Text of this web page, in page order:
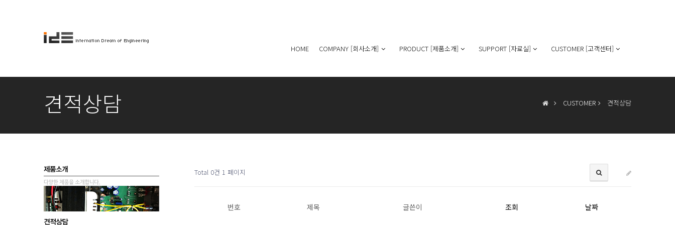
HOME COMPANY [회사소개] PRODUCT [제품소개] SUPPORT [자료실] CUSTOMER [고객센터]
견적상담 CUSTOMER 견적상담
Total 0건 1 페이지
번호 제목 글쓴이 조회 날짜